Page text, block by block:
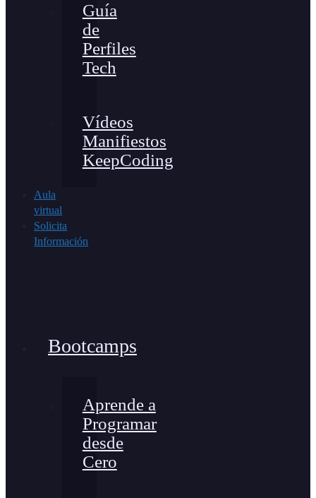
Guía
de
Perfiles
Tech
Vídeos
Manifiestos
KeepCoding
Aula
virtual
Solicita
Información
Bootcamps
Aprende a
Programar
desde
Cero